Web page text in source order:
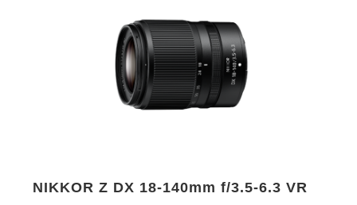
NIKKOR Z DX 18-140mm f/3.5-6.3 VR